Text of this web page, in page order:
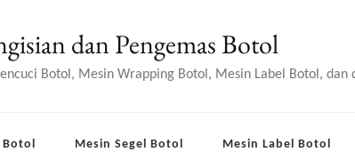
dan Pengemas Botol
Botol, Mesin Wrapping Botol, Mesin Label Botol, dan
Botol Mesin Segel Botol Mesin Label Botol